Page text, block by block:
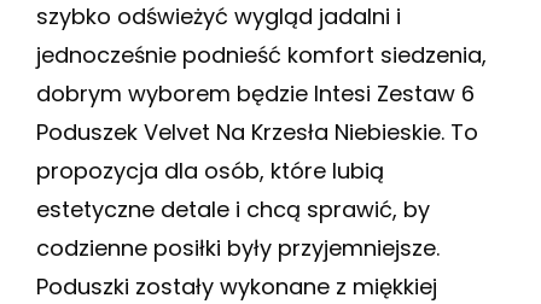
szybko odświeżyć wygląd jadalni i
jednocześnie podnieść komfort siedzenia,
dobrym wyborem będzie Intesi Zestaw 6
Poduszek Velvet Na Krzesła Niebieskie. To
propozycja dla osób, które lubią
estetyczne detale i chcą sprawić, by
codzienne posiłki były przyjemniejsze.
Poduszki zostały wykonane z miękkiej